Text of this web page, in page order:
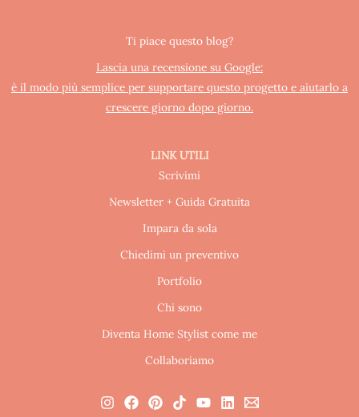
Ti piace questo blog?
Lascia una recensione su Google:
è il modo più semplice per supportare questo progetto e aiutarlo a
crescere giorno dopo giorno.
LINK UTILI
Scrivimi
Newsletter + Guida Gratuita
Impara da sola
Chiedimi un preventivo
Portfolio
Chi sono
Diventa Home Stylist come me
Collaboriamo